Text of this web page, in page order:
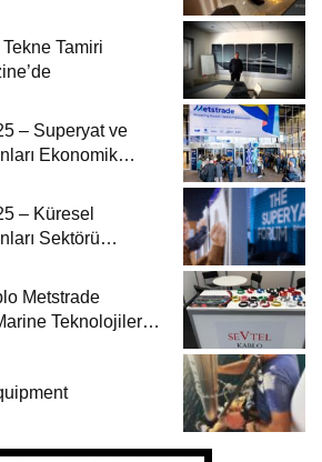
Tamiri
– Superyat ve
Ekonomik
– Küresel
Sektörü
Metstrade
Teknolojilerini